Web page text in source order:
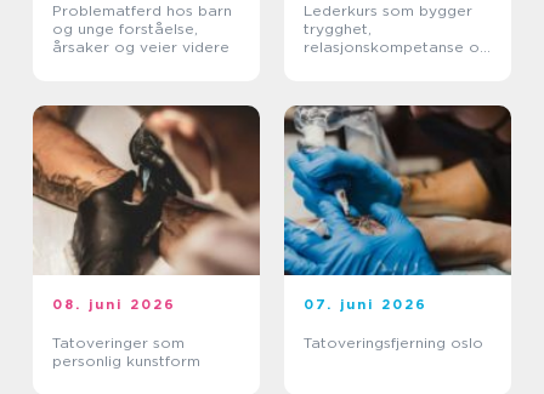
Problematferd hos barn
og unge forståelse,
årsaker og veier videre
Lederkurs som bygger
trygghet,
relasjonskompetanse og
08. juni 2026
Tatoveringer som
personlig kunstform
07. juni 2026
Tatoveringsfjerning oslo